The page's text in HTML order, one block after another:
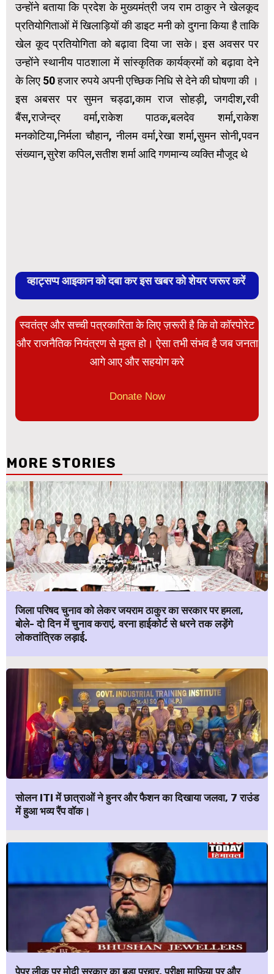
उन्होंने बताया कि प्रदेश के मुख्यमंत्री जय राम ठाकुर ने खेलकूद
प्रतियोगिताओं में खिलाड़ियों की डाइट मनी को दुगना किया है ताकि
खेल कूद प्रतियोगिता को बढ़ावा दिया जा सके। इस अवसर पर
उन्होंने स्थानीय पाठशाला में सांस्कृतिक कार्यक्रमों को बढ़ावा देने
के लिए 50 हजार रुपये अपनी एच्छिक निधि से देने की घोषणा की ।
इस अबसर पर सुमन चड्ढा,काम राज सोहड़ी, जगदीश,रवी
बैंस,राजेन्द्र वर्मा,राकेश पाठक,बलदेव शर्मा,राकेश
मनकोटिया,निर्मला चौहान, नीलम वर्मा,रेखा शर्मा,सुमन सोनी,पवन
संख्यान,सुरेश कपिल,सतीश शर्मा आदि गणमान्य व्यक्ति मौजूद थे
व्हाट्सप्प आइकान को दबा कर इस खबर को शेयर जरूर करें
स्वतंत्र और सच्ची पत्रकारिता के लिए ज़रूरी है कि वो कॉरपोरेट
और राजनैतिक नियंत्रण से मुक्त हो। ऐसा तभी संभव है जब जनता
आगे आए और सहयोग करे
Donate Now
MORE STORIES
जिला परिषद चुनाव को लेकर जयराम ठाकुर का सरकार पर हमला,
बोले- दो दिन में चुनाव कराएं, वरना हाईकोर्ट से धरने तक लड़ेंगे
लोकतांत्रिक लड़ाई.
सोलन ITI में छात्राओं ने हुनर और फैशन का दिखाया जलवा, 7 राउंड
में हुआ भव्य रैंप वॉक।
पेपर लीक पर मोदी सरकार का बड़ा प्रहार, परीक्षा माफिया पर और